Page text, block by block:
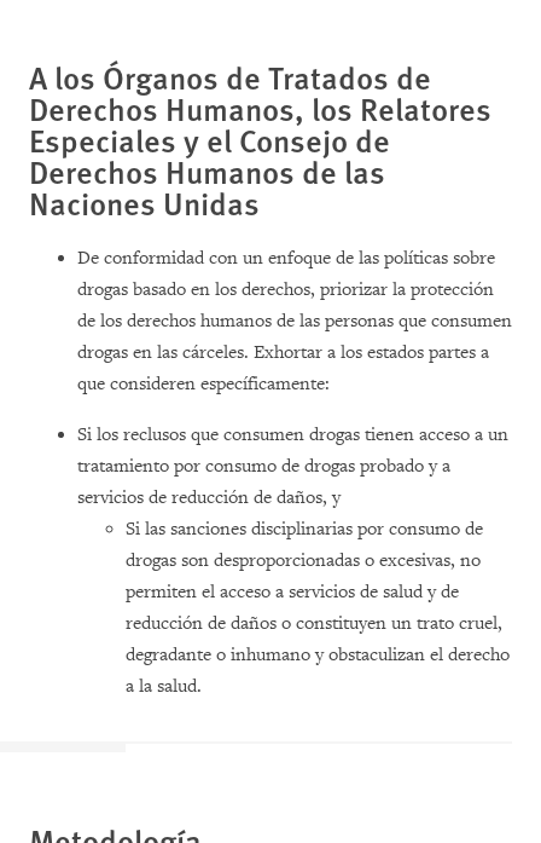
A los Órganos de Tratados de
Derechos Humanos, los Relatores
Especiales y el Consejo de
Derechos Humanos de las
Naciones Unidas
De conformidad con un enfoque de las políticas sobre
drogas basado en los derechos, priorizar la protección
de los derechos humanos de las personas que consumen
drogas en las cárceles. Exhortar a los estados partes a
que consideren específicamente:
Si los reclusos que consumen drogas tienen acceso a un
tratamiento por consumo de drogas probado y a
servicios de reducción de daños, y
Si las sanciones disciplinarias por consumo de
drogas son desproporcionadas o excesivas, no
permiten el acceso a servicios de salud y de
reducción de daños o constituyen un trato cruel,
degradante o inhumano y obstaculizan el derecho
a la salud.